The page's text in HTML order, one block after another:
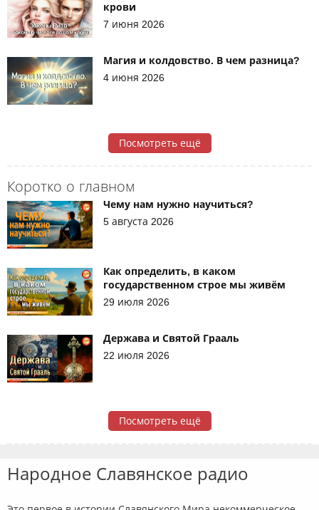
Коротко о главном
Чему нам нужно научиться?
5 августа 2026
Как определить, в каком
государственном строе мы живём
29 июля 2026
Держава и Святой Грааль
22 июля 2026
Посмотреть ещё
крови
7 июня 2026
Магия и колдовство. В чем разница?
4 июня 2026
Посмотреть ещё
Народное Славянское радио